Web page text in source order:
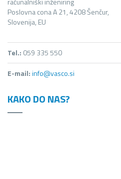
Poslovna cona A 21, 4208 Šenčur,
Slovenija, EU
Tel.: 059 335 550
E-mail:info@vasco.si
KAKO DO NAS?